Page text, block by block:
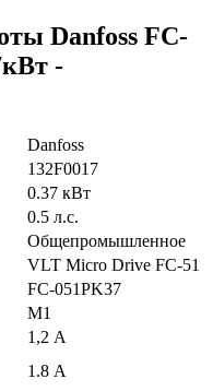
Danfoss FC-
-
Danfoss
132F0017
0.37 кВт
0.5 л.с.
Общепромышленное
VLT Micro Drive FC-51
FC-051PK37
М1
1,2 А
1.8 А